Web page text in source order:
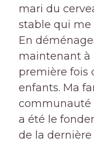
mari du
stable qui
En
maintenant à
première fois
enfants. Ma
communauté
a été le
de la dernière